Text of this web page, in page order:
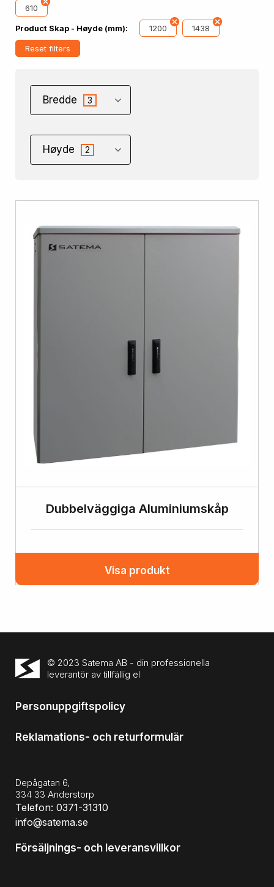
610
Product Skap - Høyde (mm): 1200 1438
Reset filters
Bredde 3
Høyde 2
Dubbelväggiga Aluminiumskåp
Visa produkt
© 2023 Satema AB - din professionella
leverantör av tillfällig el
Personuppgiftspolicy
Reklamations- och returformulär
Depågatan 6,
334 33 Anderstorp
Telefon: 0371-31310
info@satema.se
Försäljnings- och leveransvillkor